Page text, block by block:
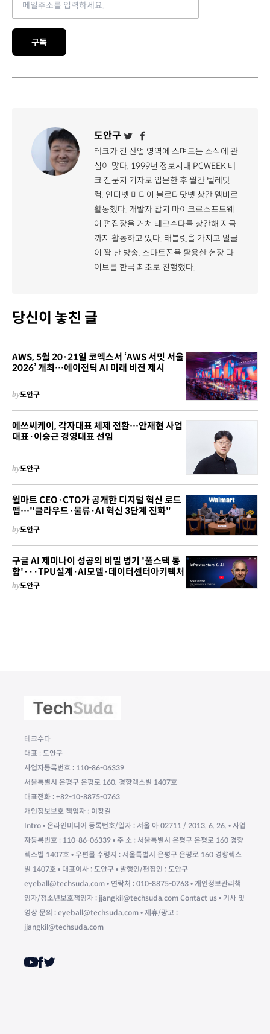
구독
도안구
테크가 전 산업 영역에 스며드는 소식에 관
심이 많다. 1999년 정보시대 PCWEEK 테
크 전문지 기자로 입문한 후 월간 텔레닷
컴, 인터넷 미디어 블로터닷넷 창간 멤버로
활동했다. 개발자 잡지 마이크로소프트웨
어 편집장을 거쳐 테크수다를 창간해 지금
까지 활동하고 있다. 태블릿을 가지고 얼굴
이 꽉 찬 방송, 스마트폰을 활용한 현장 라
이브를 한국 최초로 진행했다.
당신이 놓친 글
AWS, 5월 20·21일 코엑스서 ‘AWS 서밋 서울
2026’ 개최…에이전틱 AI 미래 비전 제시
by도안구
에쓰씨케이, 각자대표 체제 전환…안재현 사업
대표·이승근 경영대표 선임
by도안구
월마트 CEO·CTO가 공개한 디지털 혁신 로드
맵…"클라우드·물류·AI 혁신 3단계 진화"
by도안구
구글 AI 제미나이 성공의 비밀 병기 '풀스택 통
합'···TPU설계·AI모델·데이터센터아키텍처
by도안구
테크수다
대표 : 도안구
사업자등록번호 : 110-86-06339
서울특별시 은평구 은평로 160, 경향렉스빌 1407호
대표전화 : +82-10-8875-0763
개인정보보호 책임자 : 이창길
Intro • 온라인미디어 등록번호/일자 : 서울 아 02711 / 2013. 6. 26. • 사업
자등록번호 : 110-86-06339 • 주 소 : 서울특별시 은평구 은평로 160 경향
렉스빌 1407호 • 우편물 수령지 : 서울특별시 은평구 은평로 160 경향렉스
빌 1407호 • 대표이사 : 도안구 • 발행인/편집인 : 도안구
eyeball@techsuda.com • 연락처 : 010-8875-0763 • 개인정보관리책
임자/청소년보호책임자 : jjangkil@techsuda.com Contact us • 기사 및
영상 문의 : eyeball@techsuda.com • 제휴/광고 :
jjangkil@techsuda.com